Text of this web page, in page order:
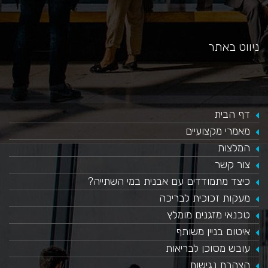
ניווט באתר
דף הבית
מאמרי מקצועיים
המלצות
צור קשר
כיצד מתמודדים עם אבנית במי השתייה?
​מעקות זכוכית לבריכה
טכנאי מזגנים מומלץ
איטום בניין משותף
עובש מסוכן לבריאות
הצהרת נגישות